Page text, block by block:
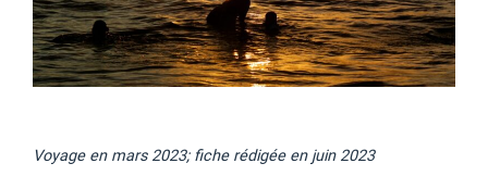
Voyage en mars 2023; fiche rédigée en juin 2023